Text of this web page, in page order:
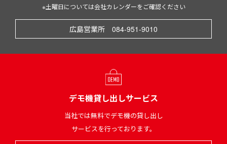
※土曜日については会社カレンダーをご確認ください
広島営業所 084-951-9010
デモ機貸し出しサービス
当社では無料でデモ機の貸し出し
サービスを行っております。